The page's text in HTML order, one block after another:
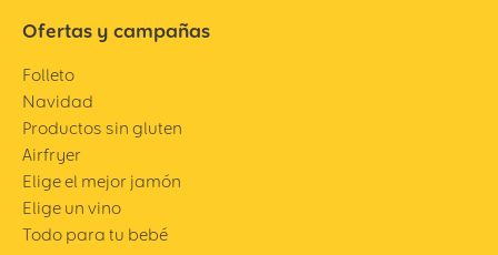
Ofertas y campañas
Folleto
Navidad
Productos sin gluten
Airfryer
Elige el mejor jamón
Elige un vino
Todo para tu bebé